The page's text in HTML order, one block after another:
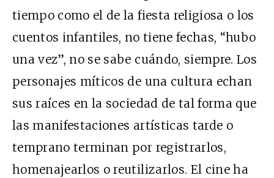
tiempo como el de la fiesta religiosa o los
cuentos infantiles, no tiene fechas, “hubo
una vez”, no se sabe cuándo, siempre. Los
personajes míticos de una cultura echan
sus raíces en la sociedad de tal forma que
las manifestaciones artísticas tarde o
temprano terminan por registrarlos,
homenajearlos o reutilizarlos. El cine ha